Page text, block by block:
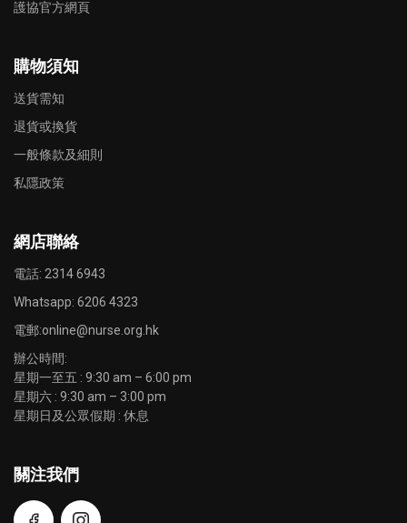
護協官方網頁
購物須知
送貨需知
退貨或換貨
一般條款及細則
私隱政策
網店聯絡
電話: 2314 6943
Whatsapp: 6206 4323
電郵:online@nurse.org.hk
辦公時間:
星期一至五 : 9:30 am – 6:00 pm
星期六 : 9:30 am – 3:00 pm
星期日及公眾假期 : 休息
關注我們